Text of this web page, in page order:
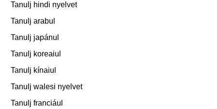
Tanulj hindi nyelvet
Tanulj arabul
Tanulj japánul
Tanulj koreaiul
Tanulj kínaiul
Tanulj walesi nyelvet
Tanulj franciául